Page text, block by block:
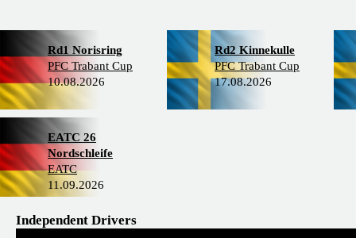
Rd1 Norisring
PFC Trabant Cup
10.08.2026
Rd2 Kinnekulle
PFC Trabant Cup
17.08.2026
EATC 26
Nordschleife
EATC
11.09.2026
Independent Drivers